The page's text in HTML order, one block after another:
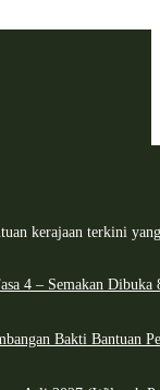
kerajaan terkini
4 – Semakan
Bakti Bantuan